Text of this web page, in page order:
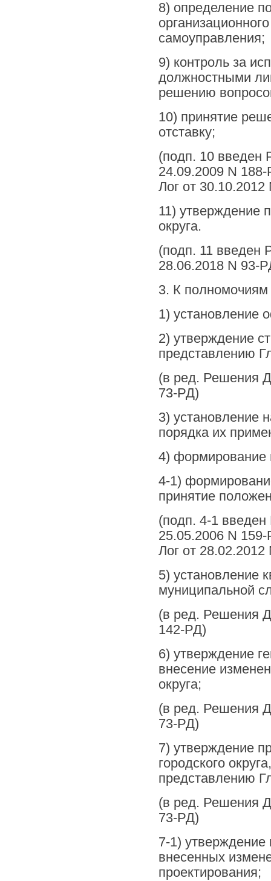
8) определение
самоуправления;
9) контроль за
должностными
решению
10) принятие
отставку;
(подп. 10 введен
24.09.2009 N
Лог от
11) утверждение
округа.
(подп. 11 введен
28.06.2018 N 93-
3. К полномочиям
1) установление
2) утверждение
представлению
(в ред. Решения
73-РД)
3) установление
порядка их
4) формирование
4-1)
принятие
(подп. 4-1
25.05.2006 N
Лог от
5) установление
муниципальной
(в ред. Решения
142-РД)
6) утверждение
внесение
округа;
(в ред. Решения
73-РД)
7) утверждение
городского
представлению
(в ред. Решения
73-РД)
7-1) утверждение
внесенных
проектирования;